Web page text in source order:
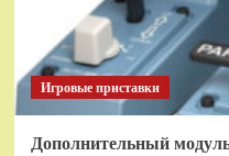
Игровые приставки
Дополнительный